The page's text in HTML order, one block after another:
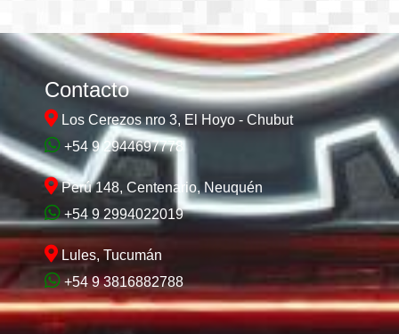
Contacto
Los Cerezos nro 3, El Hoyo - Chubut
+54 9 2944697778
Perú 148, Centenario, Neuquén
+54 9 2994022019
Lules, Tucumán
+54 9 3816882788